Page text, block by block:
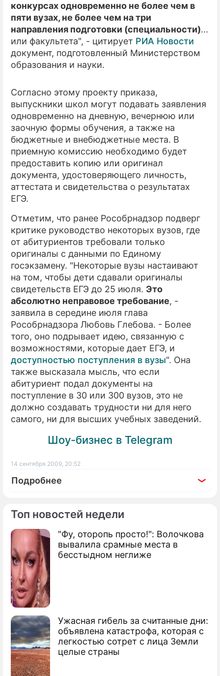
Топ новостей недели
"Фу, оторопь просто!": Волочкова
вывалила срамные места в
бесстыдном неглиже
Ужасная гибель за считанные дни:
объявлена катастрофа, которая с
легкостью сотрет с лица Земли
целые страны
конкурсах одновременно не более чем в
пяти вузах, не более чем на три
направления подготовки (специальности)...
или факультета", - цитирует РИА Новости
документ, подготовленный Министерством
образования и науки.
Согласно этому проекту приказа,
выпускники школ могут подавать заявления
одновременно на дневную, вечернюю или
заочную формы обучения, а также на
бюджетные и внебюджетные места. В
приемную комиссию необходимо будет
предоставить копию или оригинал
документа, удостоверяющего личность,
аттестата и свидетельства о результатах
ЕГЭ.
Отметим, что ранее Рособрнадзор подверг
критике руководство некоторых вузов, где
от абитуриентов требовали только
оригиналы с данными по Единому
госэкзамену. "Некоторые вузы настаивают
на том, чтобы дети сдавали оригиналы
свидетельств ЕГЭ до 25 июля. Это
абсолютно неправовое требование, -
заявила в середине июля глава
Рособрнадзора Любовь Глебова. - Более
того, оно подрывает идею, связанную с
возможностями, которые дает ЕГЭ, и
доступностью поступления в вузы". Она
также высказала мысль, что если
абитуриент подал документы на
поступление в 30 или 300 вузов, это не
должно создавать трудности ни для него
самого, ни для высших учебных заведений.
Шоу-бизнес в Telegram
14 сентября 2009, 20:52
Подробнее
По теме
Продолжение: ЕГЭ уволил
Медведев дал оценку результатам ЕГЭ
Вузы ограничили возможности ЕГЭ
Абитуриенты спят на пороге вузов